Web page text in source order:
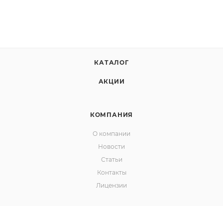
КАТАЛОГ
АКЦИИ
КОМПАНИЯ
О компании
Новости
Статьи
Контакты
Лицензии